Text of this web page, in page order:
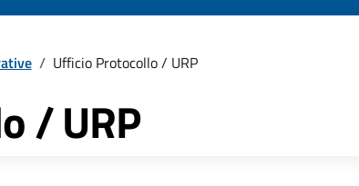
/ Ufficio Protocollo / URP
/ URP